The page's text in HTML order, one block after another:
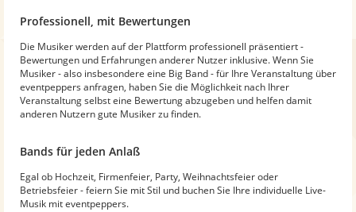
Professionell, mit Bewertungen
Die Musiker werden auf der Plattform professionell präsentiert -
Bewertungen und Erfahrungen anderer Nutzer inklusive. Wenn Sie
Musiker - also insbesondere eine Big Band - für Ihre Veranstaltung über
eventpeppers anfragen, haben Sie die Möglichkeit nach Ihrer
Veranstaltung selbst eine Bewertung abzugeben und helfen damit
anderen Nutzern gute Musiker zu finden.
Bands für jeden Anlaß
Egal ob Hochzeit, Firmenfeier, Party, Weihnachtsfeier oder
Betriebsfeier - feiern Sie mit Stil und buchen Sie Ihre individuelle Live-
Musik mit eventpeppers.